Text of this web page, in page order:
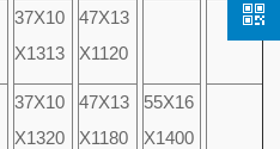
37X10
X1313
47X13
X1120
37X10
X1320
47X13
X1180
55X16
X1400